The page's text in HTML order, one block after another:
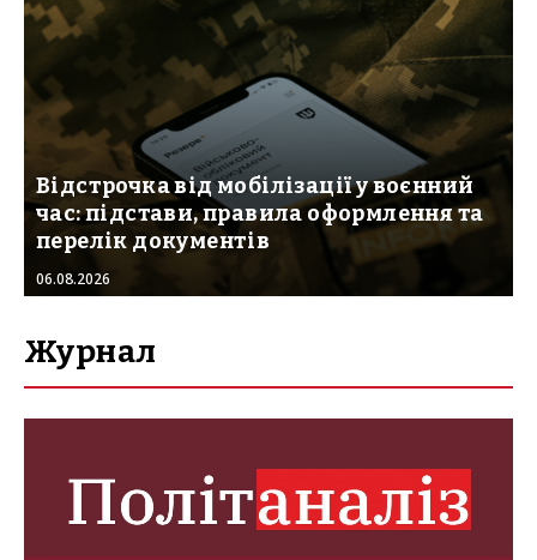
Відстрочка від мобілізації у воєнний
час: підстави, правила оформлення та
перелік документів
06.08.2026
Журнал